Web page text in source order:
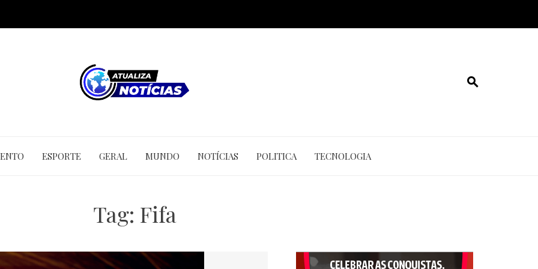
ESPORTE GERAL MUNDO NOTÍCIAS POLITICA TECNOLOGIA
Tag: Fifa